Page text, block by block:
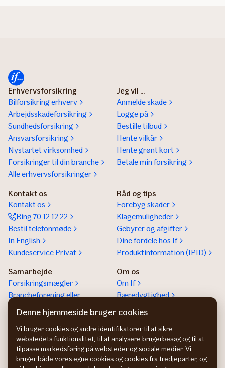
Erhvervsforsikring
Bilforsikring erhverv
Arbejdsskadeforsikring
Sundhedsforsikring
Ansvarsforsikring
Nystartet virksomhed
Forsikringer til din branche
Alle erhvervsforsikringer
Jeg vil ...
Anmelde skade
Logge på
Bestille tilbud
Hente vilkår
Hente grønt kort
Betale min forsikring
Kontakt os
Kontakt os
Ring 70 12 12 22
Bestil telefonmøde
In English
Kundeservice Privat
Råd og tips
Forebyg skader
Klagemuligheder
Gebyrer og afgifter
Dine fordele hos If
Produktinformation (IPID)
Samarbejde
Forsikringsmægler
Brancheforening eller
organisation
If vejhjælp Europa
Bliv partner
Om os
Om If
Bæredygtighed
Denne hjemmeside bruger cookies
Vi bruger cookies og andre identifikatorer til at sikre
webstedets funktionalitet, til at analysere brugerbesøg og til at
tilpasse markedsføring på websteder og sociale medier. Vi
bruger både vores egne cookies og cookies fra tredjeparter, og